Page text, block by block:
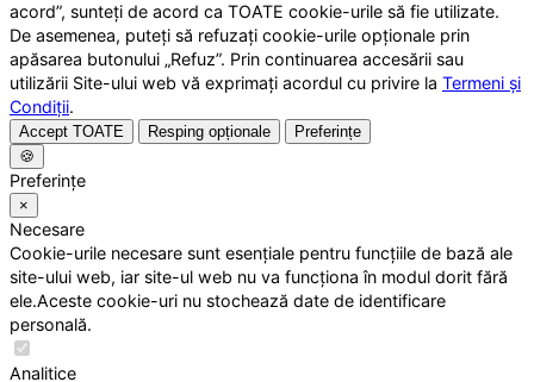
acord”, sunteți de acord ca TOATE cookie-urile să fie utilizate.
De asemenea, puteți să refuzați cookie-urile opționale prin
apăsarea butonului „Refuz”. Prin continuarea accesării sau
utilizării Site-ului web vă exprimați acordul cu privire la Termeni și
Condiții.
Accept TOATE Resping opționale
Preferințe
🍪
Preferințe
×
Necesare
Cookie-urile necesare sunt esențiale pentru funcțiile de bază ale
site-ului web, iar site-ul web nu va funcționa în modul dorit fără
ele.Aceste cookie-uri nu stochează date de identificare
personală.
Analitice